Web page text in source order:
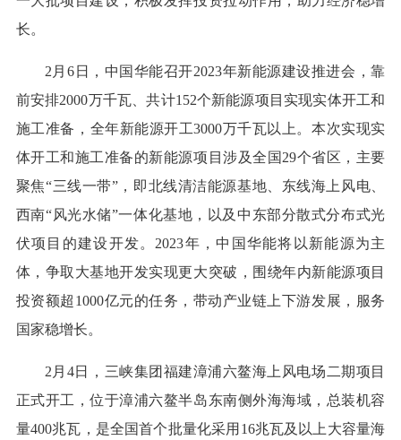
长。
2月6日，中国华能召开2023年新能源建设推进会，靠
前安排2000万千瓦、共计152个新能源项目实现实体开工和
施工准备，全年新能源开工3000万千瓦以上。本次实现实
体开工和施工准备的新能源项目涉及全国29个省区，主要
聚焦“三线一带”，即北线清洁能源基地、东线海上风电、
西南“风光水储”一体化基地，以及中东部分散式分布式光
伏项目的建设开发。2023年，中国华能将以新能源为主
体，争取大基地开发实现更大突破，围绕年内新能源项目
投资额超1000亿元的任务，带动产业链上下游发展，服务
国家稳增长。
2月4日，三峡集团福建漳浦六鳌海上风电场二期项目
正式开工，位于漳浦六鳌半岛东南侧外海海域，总装机容
量400兆瓦，是全国首个批量化采用16兆瓦及以上大容量海